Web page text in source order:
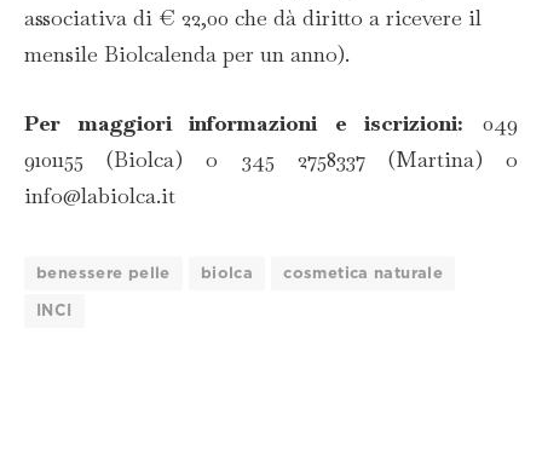
associativa di € 22,00 che dà diritto a ricevere il
mensile Biolcalenda per un anno).
Per maggiori informazioni e iscrizioni: 049
9101155 (Biolca) o 345 2758337 (Martina) o
info@labiolca.it
benessere pelle biolca cosmetica naturale
INCI